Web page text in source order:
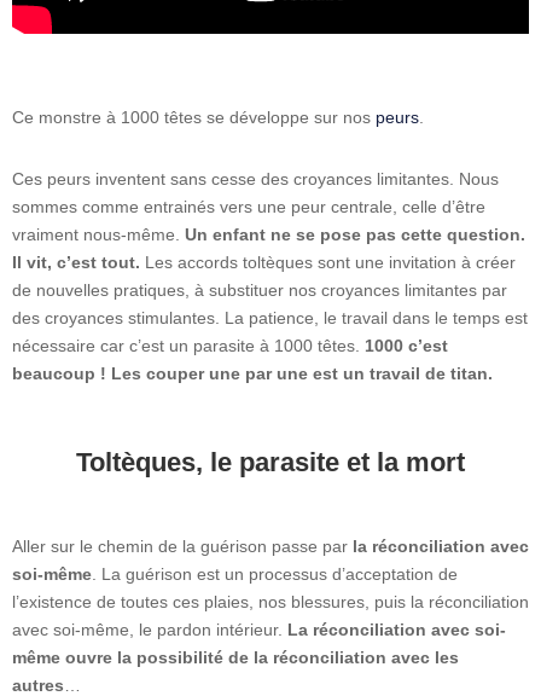
Ce monstre à 1000 têtes se développe sur nos peurs
Ces peurs inventent sans cesse des croyances limitantes. Nous
sommes comme entrainés vers une peur centrale, celle d’être
vraiment nous-même. Un enfant ne se pose pas cette question.
Il vit, c’est tout. Les accords toltèques sont une invitation à créer
de nouvelles pratiques, à substituer nos croyances limitantes par
des croyances stimulantes. La patience, le travail dans le temps est
nécessaire car c’est un parasite à 1000 têtes. 1000 c’est
beaucoup ! Les couper une par une est un travail de titan.
Toltèques, le parasite et la mort
Aller sur le chemin de la guérison passe par la réconciliation avec
soi-même . La guérison est un processus d’acceptation de
l’existence de toutes ces plaies, nos blessures, puis la réconciliation
avec soi-même, le pardon intérieur. La réconciliation avec soi-
même ouvre la possibilité de la réconciliation avec les
autres